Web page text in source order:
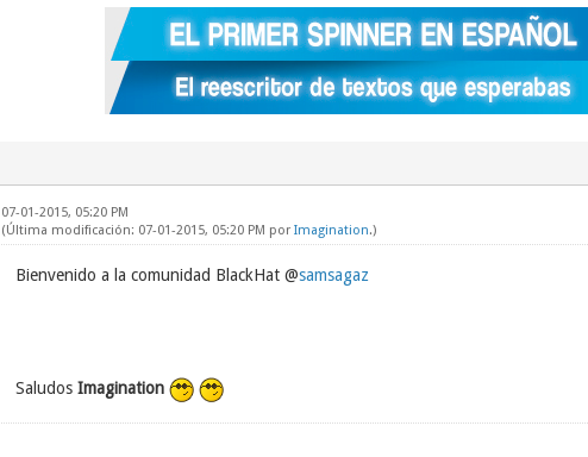
07-01-2015, 05:20 PM
(Última modificación: 07-01-2015, 05:20 PM por Imagination.)
Bienvenido a la comunidad BlackHat @samsagaz
Saludos Imagination